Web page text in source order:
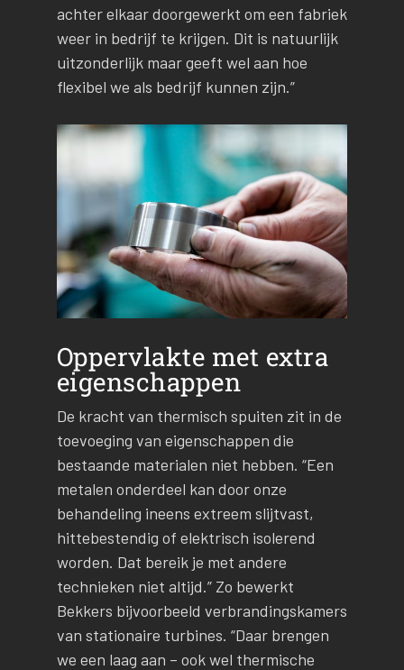
achter elkaar doorgewerkt om een fabriek
weer in bedrijf te krijgen. Dit is natuurlijk
uitzonderlijk maar geeft wel aan hoe
flexibel we als bedrijf kunnen zijn.”
Oppervlakte met extra
eigenschappen
De kracht van thermisch spuiten zit in de
toevoeging van eigenschappen die
bestaande materialen niet hebben. “Een
metalen onderdeel kan door onze
behandeling ineens extreem slijtvast,
hittebestendig of elektrisch isolerend
worden. Dat bereik je met andere
technieken niet altijd.” Zo bewerkt
Bekkers bijvoorbeeld verbrandingskamers
van stationaire turbines. “Daar brengen
we een laag aan – ook wel thermische